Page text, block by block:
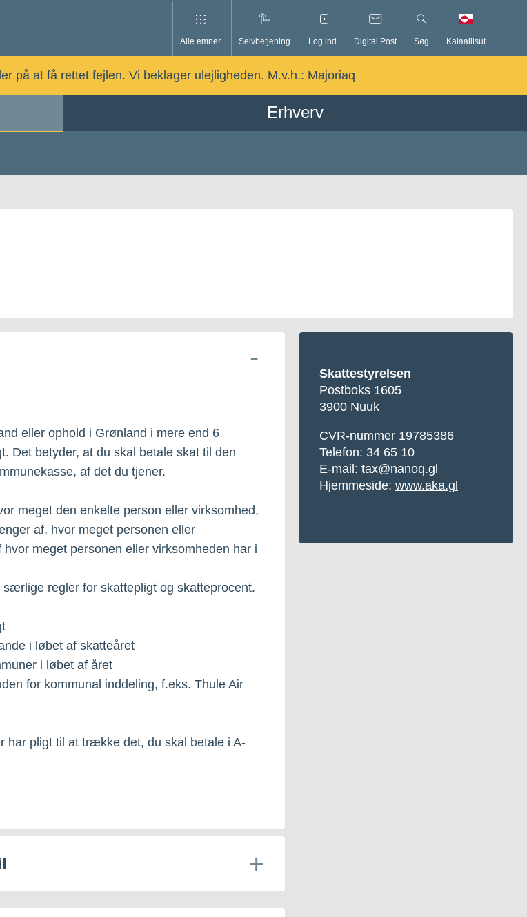
Alle emner Selvbetjening Log ind Digital Post Søg Kalaallisut
på at få rettet fejlen. Vi beklager ulejligheden. M.v.h.: Majoriaq
Erhverv
eller ophold i Grønland i mere end 6
Det betyder, at du skal betale skat til den
af det du tjener.
meget den enkelte person eller virksomhed,
af, hvor meget personen eller
meget personen eller virksomheden har i
regler for skattepligt og skatteprocent.
i løbet af skatteåret
i løbet af året
for kommunal inddeling, f.eks. Thule Air
har pligt til at trække det, du skal betale i A-
Skattestyrelsen
Postboks 1605
3900 Nuuk
CVR-nummer 19785386
Telefon: 34 65 10
E-mail: tax@nanoq.gl
Hjemmeside: www.aka.gl